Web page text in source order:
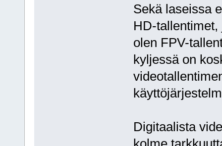
Sekä laseissa
HD-
olen FPV-
kyljessä on
Digitaalista